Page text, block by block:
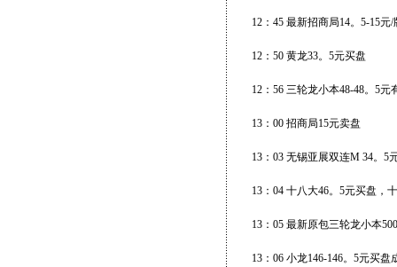
12：45 最新招商局14。5-15元
12：50 黄龙33。5元买盘
12：56 三轮龙小本48-48。5元
13：00 招商局15元卖盘
13：03 无锡亚展双连M 34。5
13：04 十八大46。5元买盘，
13：05 最新原包三轮龙小本
13：06 小龙146-146。5元买